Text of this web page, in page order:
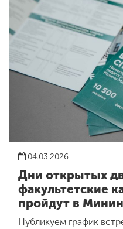
04.03.2026
Дни открытых
факультетские
пройдут в
Публикуем график